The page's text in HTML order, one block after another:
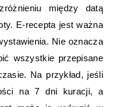
między datą
E-recepta jest ważna
Nie oznacza
wszystkie przepisane
Na przykład, jeśli
na 7 dni kuracji, a